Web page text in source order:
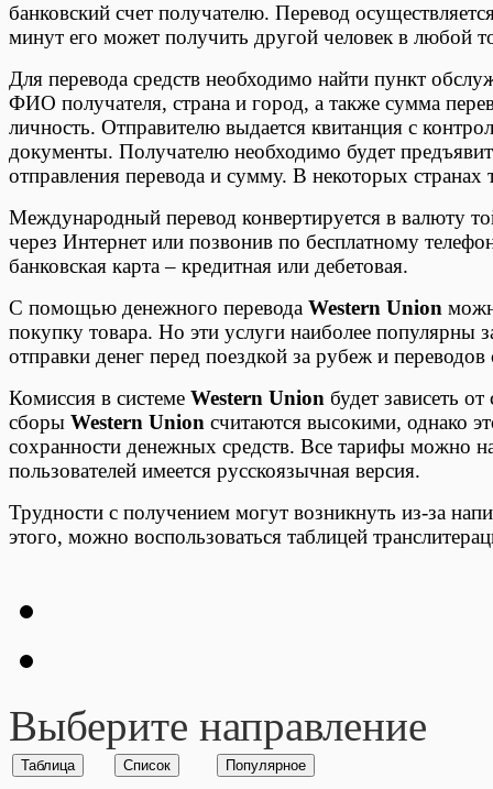
банковский счет получателю. Перевод
минут его может получить другой человек в любой
Для перевода средств необходимо найти пункт
ФИО получателя, страна и город, а также сумма
личность. Отправителю выдается квитанция с
документы. Получателю необходимо будет
отправления перевода и сумму. В некоторых
Международный перевод конвертируется в валюту
через Интернет или позвонив по бесплатному
банковская карта – кредитная или дебетовая.
С помощью денежного перевода Western Union
покупку товара. Но эти услуги наиболее
отправки денег перед поездкой за рубеж и
Комиссия в системе Western Union будет зависеть
сборы Western Union считаются высокими, однако
сохранности денежных средств. Все тарифы можно
пользователей имеется русскоязычная версия.
Трудности с получением могут возникнуть из-за
этого, можно воспользоваться таблицей
Выберите направление